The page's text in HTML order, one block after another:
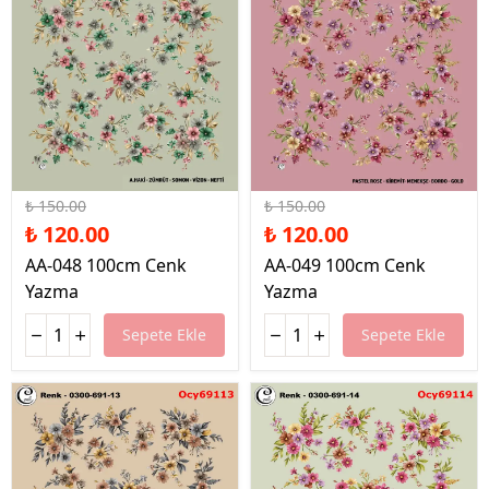
₺ 150.00
₺ 120.00
AA-048 100cm Cenk
Yazma
Sepete Ekle
₺ 150.00
₺ 120.00
AA-049 100cm Cenk
Yazma
Sepete Ekle